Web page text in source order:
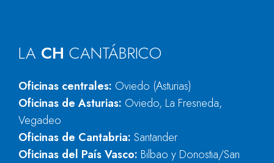
LA CH CANTÁBRICO
Oficinas centrales: Oviedo (Asturias)
Oficinas de Asturias: Oviedo, La Fresneda,
Vegadeo
Oficinas de Cantabria: Santander
Oficinas del País Vasco: Bilbao y Donostia/San